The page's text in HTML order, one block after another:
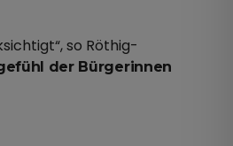
so Röthig-
der Bürgerinnen